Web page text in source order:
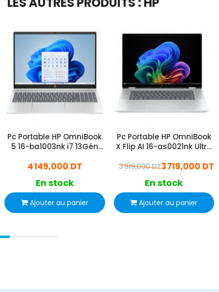
Pc Portable HP OmniBook
5 16-ba1003nk i7 13Gén
4 149,000 DT
En stock
Ajouter au panier
Pc Portable HP OmniBook
X Flip AI 16-as0021nk Ultra
Windows 11 Pro
3 719,000 DT
3 919,000 DT
En stock
Ajouter au panier